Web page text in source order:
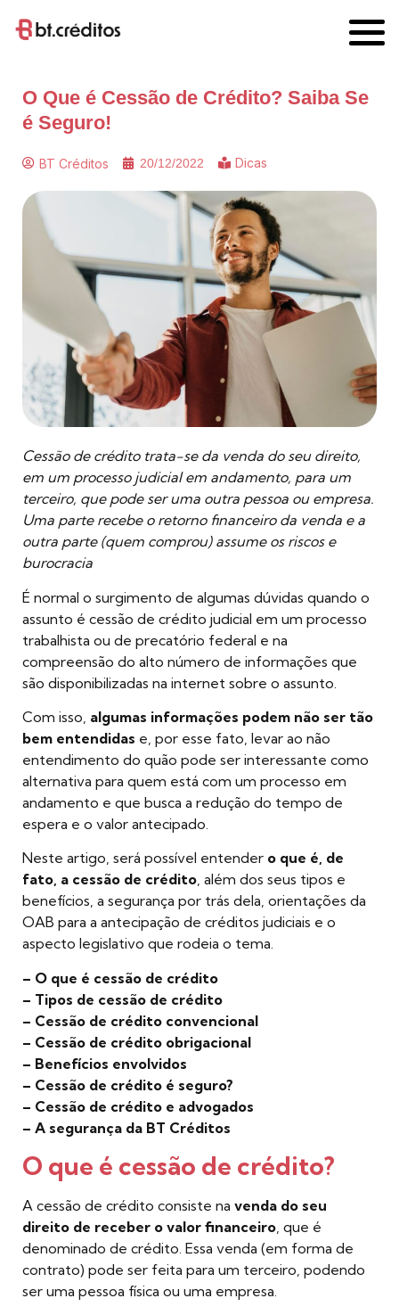
O Que é Cessão de Crédito? Saiba Se
é Seguro!
BT Créditos 20/12/2022 Dicas
Cessão de crédito trata-se da venda do seu direito,
em um processo judicial em andamento, para um
terceiro, que pode ser uma outra pessoa ou empresa.
Uma parte recebe o retorno financeiro da venda e a
outra parte (quem comprou) assume os riscos e
burocracia
É normal o surgimento de algumas dúvidas quando o
assunto é cessão de crédito judicial em um processo
trabalhista ou de precatório federal e na
compreensão do alto número de informações que
são disponibilizadas na internet sobre o assunto.
Com isso, algumas informações podem não ser tão
bem entendidas e, por esse fato, levar ao não
entendimento do quão pode ser interessante como
alternativa para quem está com um processo em
andamento e que busca a redução do tempo de
espera e o valor antecipado.
Neste artigo, será possível entender o que é, de
fato, a cessão de crédito, além dos seus tipos e
benefícios, a segurança por trás dela, orientações da
OAB para a antecipação de créditos judiciais e o
aspecto legislativo que rodeia o tema.
– O que é cessão de crédito
– Tipos de cessão de crédito
– Cessão de crédito convencional
– Cessão de crédito obrigacional
– Benefícios envolvidos
– Cessão de crédito é seguro?
– Cessão de crédito e advogados
– A segurança da BT Créditos
O que é cessão de crédito?
A cessão de crédito consiste na venda do seu
direito de receber o valor financeiro, que é
denominado de crédito. Essa venda (em forma de
contrato) pode ser feita para um terceiro, podendo
ser uma pessoa física ou uma empresa.